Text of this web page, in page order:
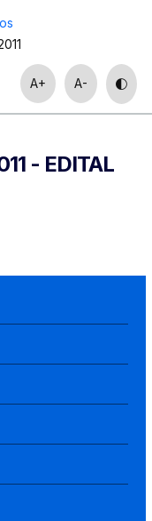
A+ A-
- EDITAL